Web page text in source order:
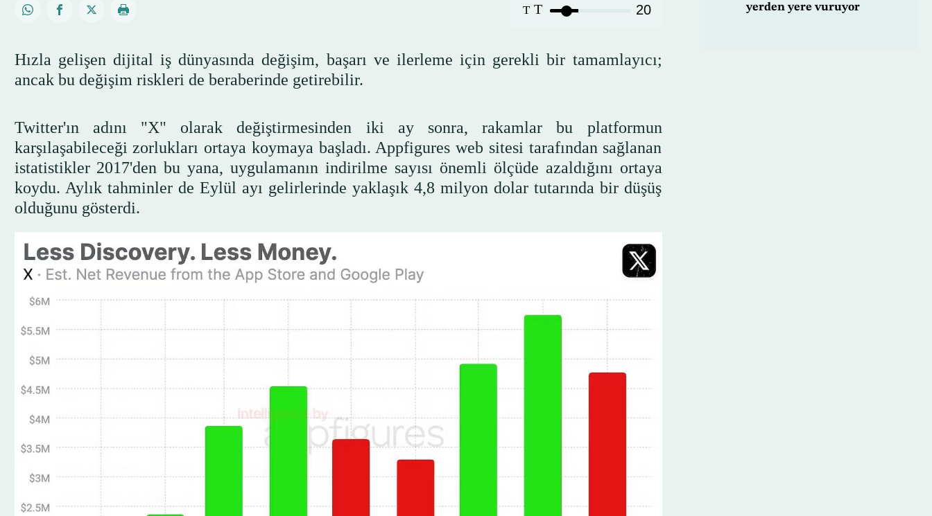
T T 20
Hızla gelişen dijital iş dünyasında değişim, başarı ve ilerleme için gerekli bir tamamlayıcı;
ancak bu değişim riskleri de beraberinde getirebilir.
Twitter'ın adını "X" olarak değiştirmesinden iki ay sonra, rakamlar bu platformun
karşılaşabileceği zorlukları ortaya koymaya başladı. Appfigures web sitesi tarafından sağlanan
istatistikler 2017'den bu yana, uygulamanın indirilme sayısı önemli ölçüde azaldığını ortaya
koydu. Aylık tahminler de Eylül ayı gelirlerinde yaklaşık 4,8 milyon dolar tutarında bir düşüş
olduğunu gösterdi.
yerden yere vuruyor